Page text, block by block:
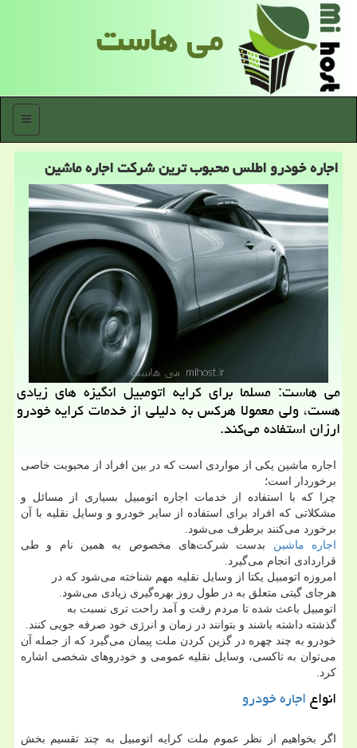
می هاست
منو
اجاره خودرو اطلس محبوب ترین شركت اجاره ماشین
می هاست: مسلما برای كرایه اتومبیل انگیزه های زیادی
هست، ولی معمولا هركس به دلیلی از خدمات كرایه خودرو
ارزان استفاده می‌كند.
اجاره ماشین یکی از مواردی است که در بین افراد از محبوبت خاصی
برخوردار است؛
چرا که با استفاده از خدمات اجاره اتومبیل بسیاری از مسائل و
مشکلاتی که افراد برای استفاده از سایر خودرو و وسایل نقلیه با آن
برخورد می‌کنند برطرف می‌شود.
اجاره ماشین بدست شرکت‌های مخصوص به همین نام و طی
قراردادی انجام می‌گیرد.
امروزه اتومبیل یکتا از وسایل نقلیه مهم شناخته می‌شود که در
هرجای گیتی متعلق به در طول روز بهره‌گیری زیادی می‌شود.
اتومبیل باعث شده تا مردم رفت و آمد راحت تری نسبت به
گذشته داشته باشند و بتوانند در زمان و انرژی خود صرفه جویی کنند.
خودرو به چند چهره در گزین کردن ملت پیمان می‌گیرد که از جمله آن
می‌توان به تاکسی، وسایل نقلیه عمومی و خودروهای شخصی اشاره
کرد.
انواعاجاره خودرو
اگر بخواهیم از نظر عموم ملت کرایه اتومبیل به چند تقسیم بخش